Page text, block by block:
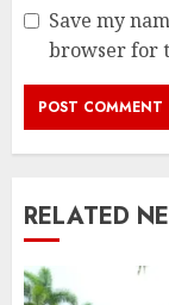
Save my
browser for
RELATED